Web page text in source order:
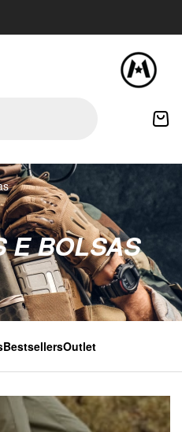
E BOLSAS
BestsellersOutlet